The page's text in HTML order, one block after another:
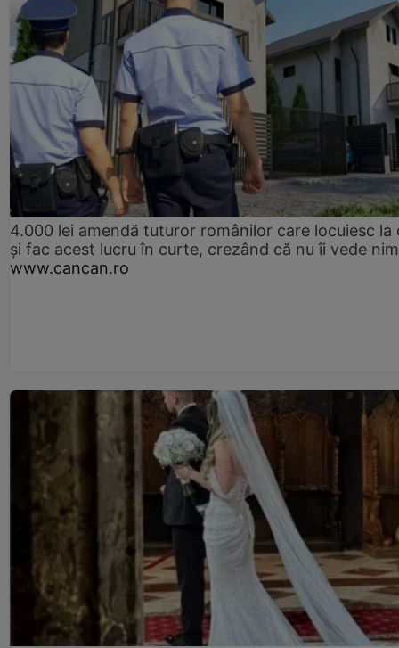
4.000 lei amendă tuturor românilor care locuiesc la
și fac acest lucru în curte, crezând că nu îi vede
www.cancan.ro